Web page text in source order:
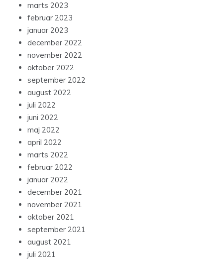
marts 2023
februar 2023
januar 2023
december 2022
november 2022
oktober 2022
september 2022
august 2022
juli 2022
juni 2022
maj 2022
april 2022
marts 2022
februar 2022
januar 2022
december 2021
november 2021
oktober 2021
september 2021
august 2021
juli 2021